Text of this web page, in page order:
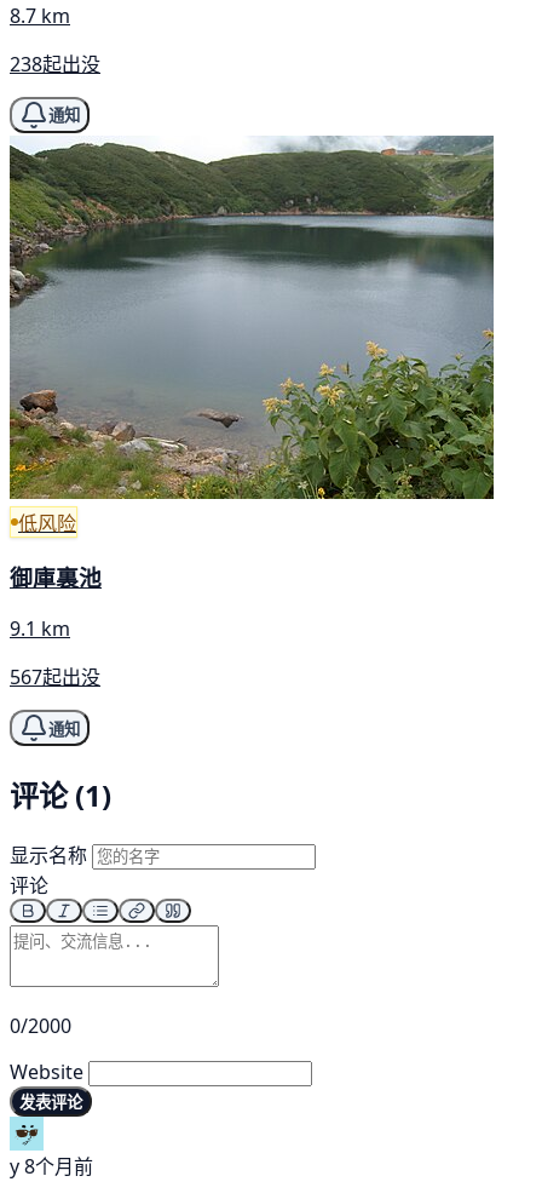
8.7 km
238起出没
通知
低风险
御庫裏池
9.1 km
567起出没
通知
评论 (1)
显示名称
评论
0/2000
Website
发表评论
y8个月前